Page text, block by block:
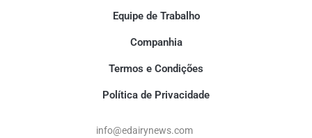
Equipe de Trabalho
Companhia
Termos e Condições
Política de Privacidade
info@edairynews.com